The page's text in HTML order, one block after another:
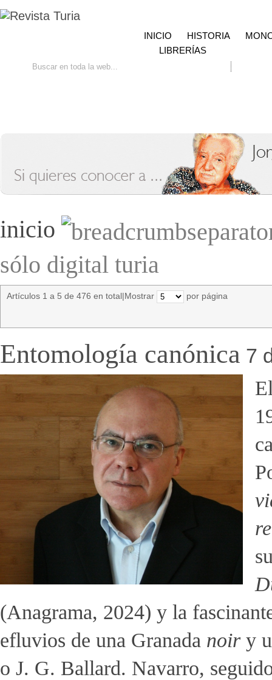
INICIO HISTORIA
LIBRERÍAS
inicio
sólo digital turia
Artículos 1 a 5 de 476 en total|Mostrar por página
Entomología canónica 7
(Anagrama, 2024) y la
efluvios de una Granada noir y
o J. G. Ballard. Navarro,